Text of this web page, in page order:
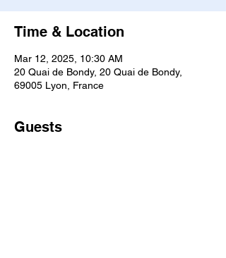
Time & Location
Mar 12, 2025, 10:30 AM
20 Quai de Bondy, 20 Quai de Bondy,
69005 Lyon, France
Guests